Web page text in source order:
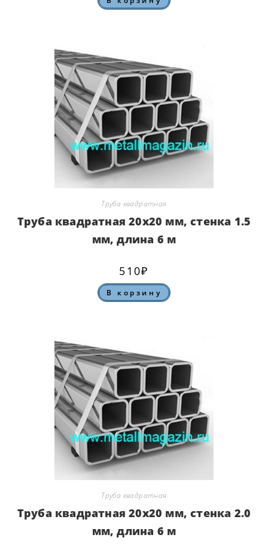
Труба квадратная
Труба квадратная 20х20 мм, стенка 1.5
мм, длина 6 м
510₽
В корзину
Труба квадратная
Труба квадратная 20х20 мм, стенка 2.0
мм, длина 6 м